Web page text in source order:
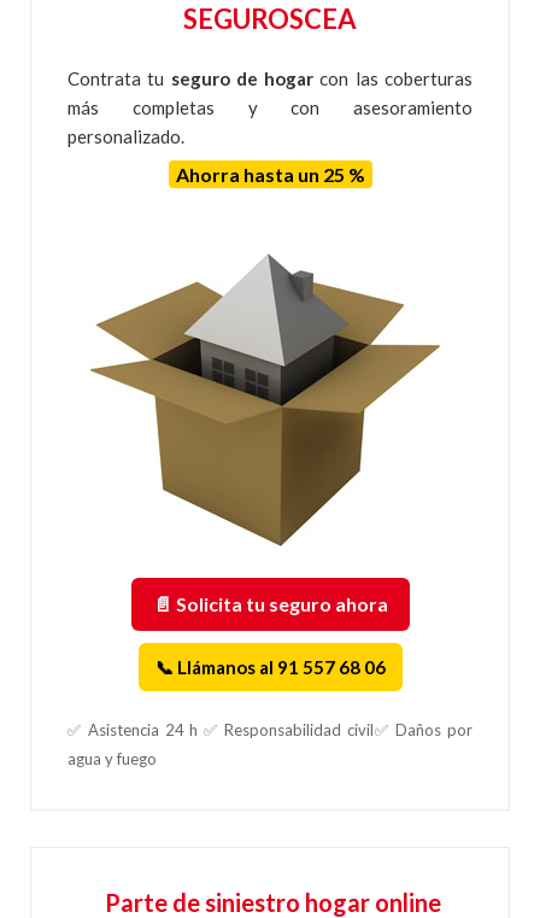
SEGUROSCEA
Contrata tu seguro de hogar con las coberturas
más completas y con asesoramiento
personalizado.
Ahorra hasta un 25 %
📄 Solicita tu seguro ahora
📞 Llámanos al 91 557 68 06
✅ Asistencia 24 h ✅ Responsabilidad civil✅ Daños por
agua y fuego
Parte de siniestro hogar online